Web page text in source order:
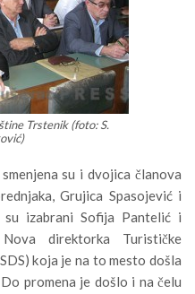
Trstenik (foto: S.
su i dvojica članova
Grujica Spasojević i
izabrani Sofija Pantelić i
direktorka Turističke
koja je na to mesto došla
promena je došlo i na čelu